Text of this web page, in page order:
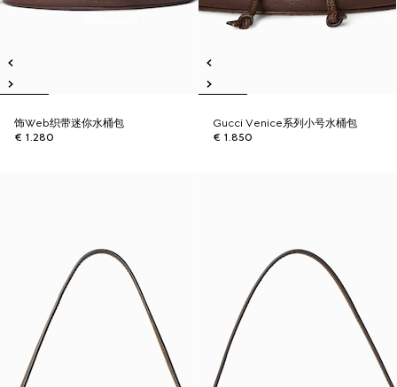
饰Web织带迷你水桶包
€ 1.280
Gucci Venice系列小号水桶包
€ 1.850